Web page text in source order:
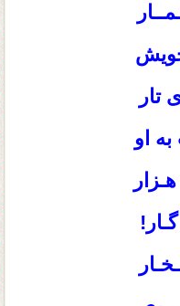
تار
او